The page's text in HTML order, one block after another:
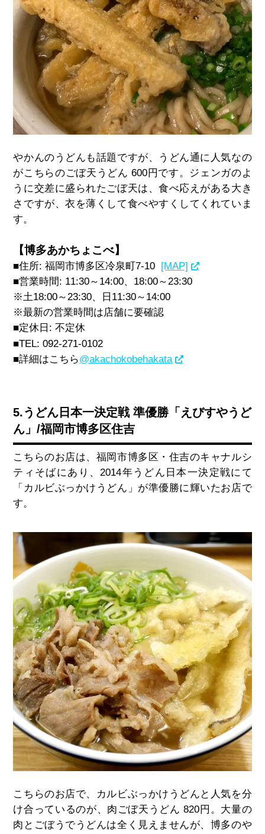
やかんのうどんも話題ですが、うどん通に人気なの
がこちらのごぼ天うどん 600円です。 ジェンガのよ
うに交差に盛られたごぼ天は、食べ応えがある大き
さですが、衣を薄くして食べやすくしてくれていま
す。
【博多あかちょこべ】
■住所:福岡市博多区冷泉町7-10 [MAP]
■営業時間: 11:30～14:00、18:00～23:30
※土18:00～23:30、日11:30～14:00
※最新の営業時間は店舗に要確認
■定休日: 不定休
■TEL: 092-271-0102
■詳細はこちら@akachokobehakata
5.うどん日本一決定戦 準優勝「えびすやうど
ん」/福岡市博多区住吉
こちらのお店は、福岡市博多区・住吉のキャナルシ
ティそばにあり、2014年うどん日本一決定戦にて
「カルビぶっかけうどん」が準優勝に輝いたお店で
す。
こちらのお店で、カルビぶっかけうどんと人気を分
け合っているのが、肉ごぼ天うどん 820円。大量の
肉とごぼうでうどんは全く見えませんが、博多のや